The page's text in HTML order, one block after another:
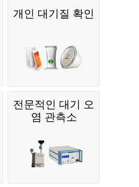
개인 대기질 확인
전문적인 대기 오
염 관측소